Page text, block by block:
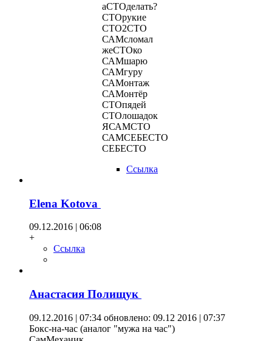
аСТОделать?
СТОрукие
СТО2СТО
САМсломал
жеСТОко
САМшарю
САМгуру
САМонтаж
САМонтёр
СТОпядей
СТОлошадок
ЯСАМСТО
САМСЕБЕСТО
СЕБЕСТО
Ссылка
Elena Kotova
09.12.2016 | 06:08
+
Ссылка
Анастасия Полищук
09.12.2016 | 07:34 обновлено: 09.12 2016 | 07:37
Бокс-на-час (аналог "мужа на час")